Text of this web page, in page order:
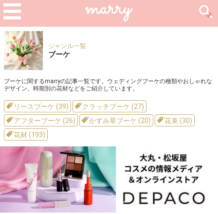
ジャンル一覧
ブーケ
ブーケに関するmarryの記事一覧です。ウェディングブーケの種類やおしゃれな
デザイン、時期別の花材などをご紹介しています。
リースブーケ (39)
クラッチブーケ (27)
アフターブーケ (26)
かすみ草ブーケ (20)
花束 (30)
花材 (193)